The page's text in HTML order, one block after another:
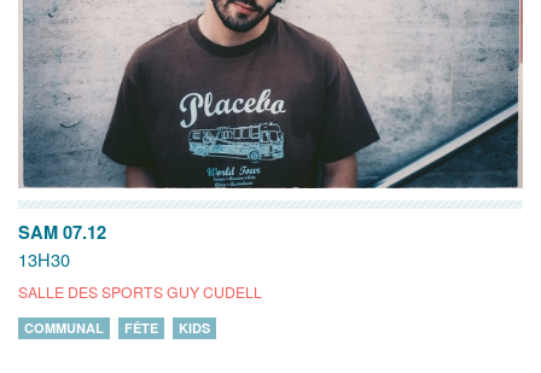
SAM 07.12
13H30
SALLE DES SPORTS GUY CUDELL
COMMUNAL FÊTE KIDS